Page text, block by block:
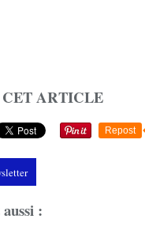
ARTICLE
Repost
: